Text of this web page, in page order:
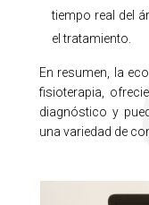
tiempo real del
el tratamiento.
En resumen, la
fisioterapia,
diagnóstico y
una variedad de